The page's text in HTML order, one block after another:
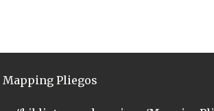
Mapping Pliegos